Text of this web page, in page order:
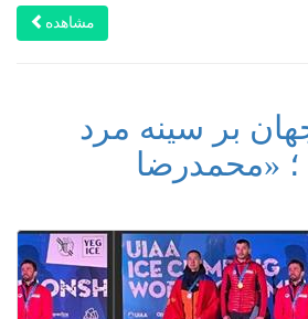
مشاهده
بر سینه مرد
«محمدرضا